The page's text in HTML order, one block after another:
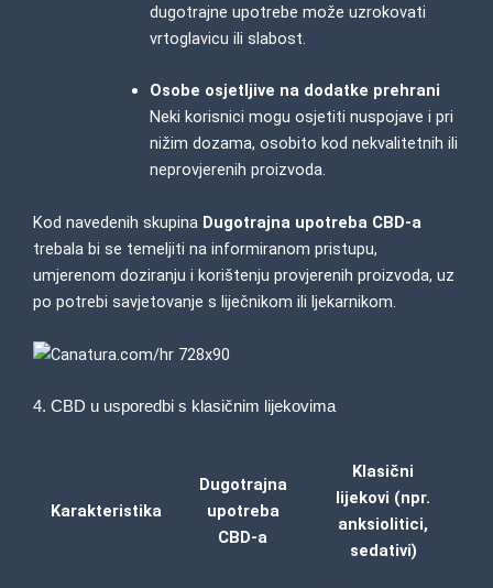
dugotrajne upotrebe može uzrokovati
vrtoglavicu ili slabost.
Osobe osjetljive na dodatke prehrani
Neki korisnici mogu osjetiti nuspojave i pri
nižim dozama, osobito kod nekvalitetnih ili
neprovjerenih proizvoda.
Kod navedenih skupina Dugotrajna upotreba CBD-a
trebala bi se temeljiti na informiranom pristupu,
umjerenom doziranju i korištenju provjerenih proizvoda, uz
po potrebi savjetovanje s liječnikom ili ljekarnikom.
4. CBD u usporedbi s klasičnim lijekovima
Karakteristika
Dugotrajna
upotreba
CBD-a
Klasični
lijekovi (npr.
anksiolitici,
sedativi)